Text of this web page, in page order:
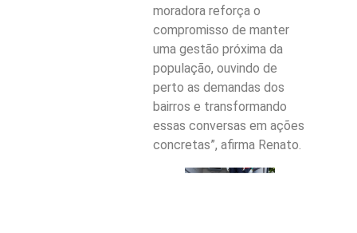
moradora reforça o
compromisso de manter
uma gestão próxima da
população, ouvindo de
perto as demandas dos
bairros e transformando
essas conversas em ações
concretas”, afirma Renato.